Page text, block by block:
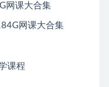
网课大合集
网课大合集
课程